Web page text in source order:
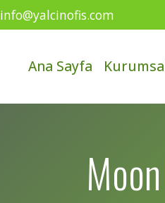
info@yalcinofis.com
Ana Sayfa